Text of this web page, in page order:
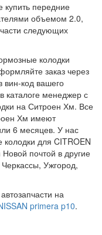
передние
объемом 2.0,
следующих
колодки
заказ через
вин-код вашего
каталоге менеджер с
на Ситроен Хм. Все
Хм имеют
6 месяцев. У нас
колодки для CITROEN
почтой в другие
Ужгород,
на
primera p10.